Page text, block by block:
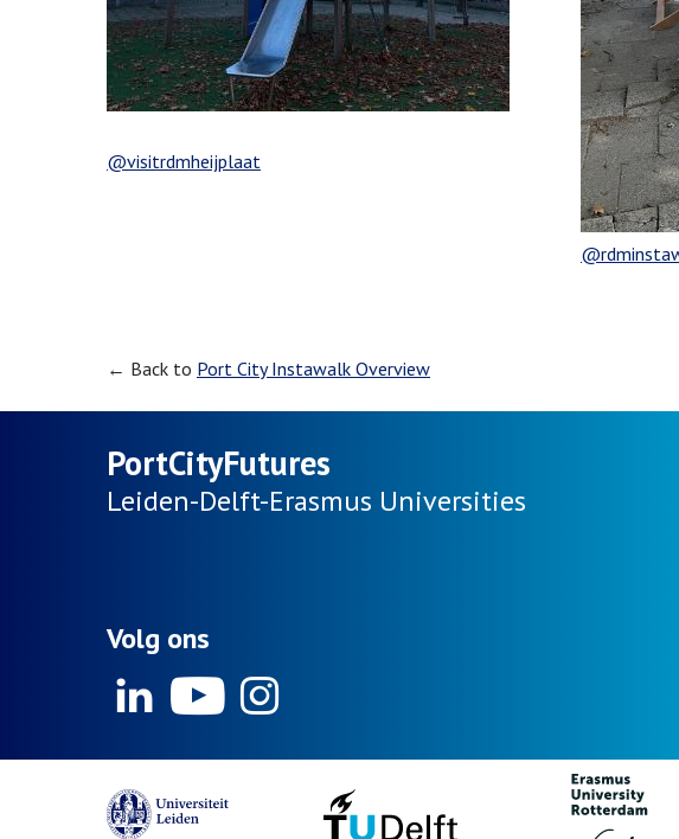
@visitrdmheijplaat
← Back to Port City Instawalk Overview
PortCityFutures
Leiden-Delft-Erasmus Universities
Volg ons